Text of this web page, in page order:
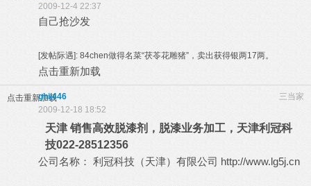
2009-12-4 22:37
自己抢沙发
[发帖际遇]: 84chen做得名菜“茯苓花雕猪”，卖出获得银两17两。
点击重新加载
点击重新加载 三当家
ghij446
2009-12-18 18:52
天津 销售高效脱漆剂，脱漆业务加工，天津利冠科
技022-28512356
公司名称： 利冠科技（天津）有限公司 http://www.lg5j.cn